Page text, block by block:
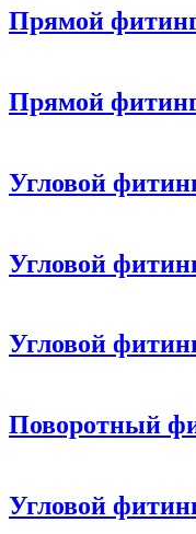
Прямой
Прямой
Угловой
Угловой
Угловой
Поворотный
Угловой